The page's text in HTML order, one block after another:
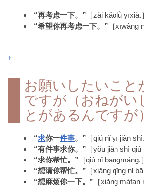
“再考虑一下。” ［zài kǎolǜ yīxià.］
“希望你再考虑一下。” ［xīwàng
↑
お願いしたいこと
ですが（おねがい
とがあるんですが
“求你一件事。” ［qiú nǐ yī jiàn shì.
“有件事求你。” ［yǒu jiàn shì qiú
“求你帮忙。” ［qiú nǐ bāngmáng.］
“想请你帮忙。” ［xiǎng qǐng nǐ
“想麻烦你一下。” ［xiǎng máfan